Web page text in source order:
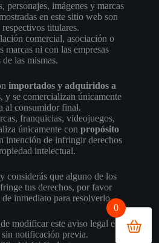
personajes, imágenes y marcas
en este sitio web son
titulares.
comercial, asociación o
ni con las empresas
las mismas.
importados y adquiridos a
, y se comercializan únicamente
al consumidor final.
franquicias, videojuegos,
únicamente conpropósito
intención de infringir derechos
intelectual.
considerás que alguno de los
tus derechos, por favor
inmediato para resolverlo.
modificar este aviso legal en
notificación previa.
0